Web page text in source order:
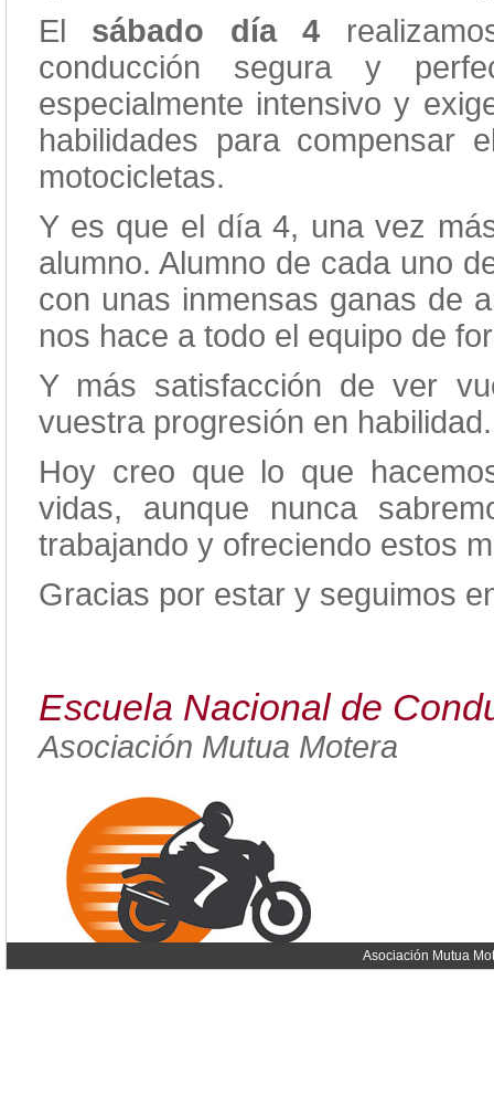
El sábado día 4
conducción segura y
especialmente intensivo y
habilidades para compensar
motocicletas.
Y es que el día 4, una vez
alumno. Alumno de cada uno
con unas inmensas ganas de
nos hace a todo el equipo de
Y más satisfacción de ver
vuestra progresión en habilidad.
Hoy creo que lo que
vidas, aunque nunca
trabajando y ofreciendo estos
Gracias por estar y seguimos
Escuela Nacional de
Asociación Mutua Motera
Asociación Mutua